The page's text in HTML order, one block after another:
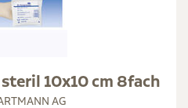
steril 10x10 cm 8fach
AG